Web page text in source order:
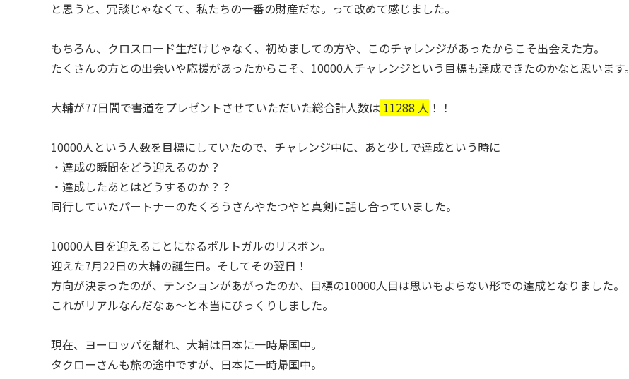
と思うと、冗談じゃなくて、私たちの一番の財産だな。って改めて感じました。
もちろん、クロスロード生だけじゃなく、初めましての方や、このチャレンジがあったからこそ出会えた方。
たくさんの方との出会いや応援があったからこそ、10000人チャレンジという目標も達成できたのかなと思います。
大輔が77日間で書道をプレゼントさせていただいた総合計人数は 11288 人 ！！
10000人という人数を目標にしていたので、チャレンジ中に、あと少しで達成という時に
・達成の瞬間をどう迎えるのか？
・達成したあとはどうするのか？？
同行していたパートナーのたくろうさんやたつやと真剣に話し合っていました。
10000人目を迎えることになるポルトガルのリスボン。
迎えた7月22日の大輔の誕生日。そしてその翌日！
方向が決まったのが、テンションがあがったのか、目標の10000人目は思いもよらない形での達成となりました。
これがリアルなんだなぁ〜と本当にびっくりしました。
現在、ヨーロッパを離れ、大輔は日本に一時帰国中。
タクローさんも旅の途中ですが、日本に一時帰国中。